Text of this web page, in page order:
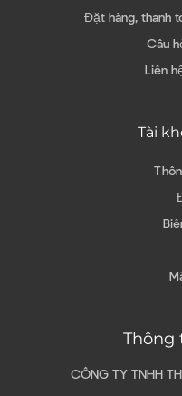
Đặt hàng, thanh
Câu
Liên
Tài
Thông
CÔNG TY TNHH